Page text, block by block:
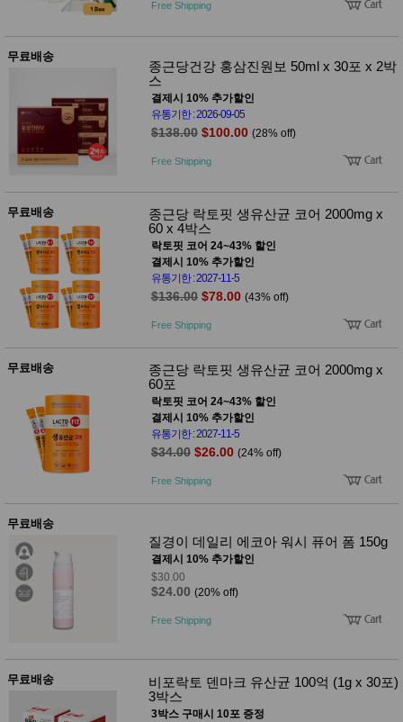
Free Shipping
무료배송
종근당건강 홍삼진원보 50ml x 30포 x 2박
스
결제시 10% 추가할인
유통기한 : 2026-09-05
$138.00 $100.00 (28% off)
Free Shipping
무료배송
종근당 락토핏 생유산균 코어 2000mg x
60 x 4박스
락토핏 코어 24~43% 할인
결제시 10% 추가할인
유통기한 : 2027-11-5
$136.00 $78.00 (43% off)
Free Shipping
무료배송
종근당 락토핏 생유산균 코어 2000mg x
60포
락토핏 코어 24~43% 할인
결제시 10% 추가할인
유통기한 : 2027-11-5
$34.00 $26.00 (24% off)
Free Shipping
무료배송
질경이 데일리 에코아 워시 퓨어 폼 150g
결제시 10% 추가할인
$30.00
$24.00 (20% off)
Free Shipping
무료배송
비포락토 덴마크 유산균 100억 (1g x 30포)
3박스
3박스 구매시 10포 증정